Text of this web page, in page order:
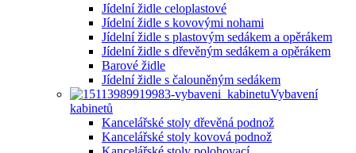
Jídelní židle celoplastové
Jídelní židle s kovovými nohami
Jídelní židle s plastovým sedákem a opěrákem
Jídelní židle s dřevěným sedákem a opěrákem
Barové židle
Jídelní židle s čalouněným sedákem
Vybavení
kabinetů
Kancelářské stoly dřevěná podnož
Kancelářské stoly kovová podnož